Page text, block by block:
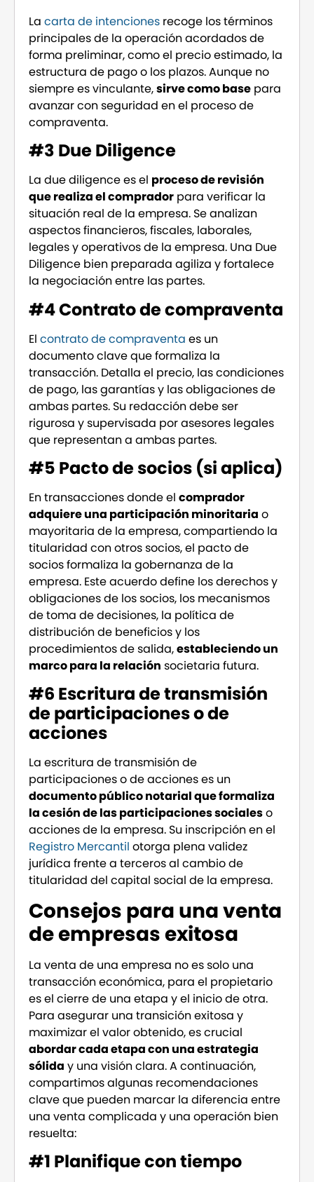
La carta de intenciones recoge los términos
principales de la operación acordados de
forma preliminar, como el precio estimado, la
estructura de pago o los plazos. Aunque no
siempre es vinculante,sirve como base para
avanzar con seguridad en el proceso de
compraventa.
#3 Due Diligence
La due diligence es el proceso de revisión
que realiza el comprador para verificar la
situación real de la empresa. Se analizan
aspectos financieros, fiscales, laborales,
legales y operativos de la empresa. Una Due
Diligence bien preparada agiliza y fortalece
la negociación entre las partes.
#4 Contrato de compraventa
El contrato de compraventa es un
documento clave que formaliza la
transacción. Detalla el precio, las condiciones
de pago, las garantías y las obligaciones de
ambas partes. Su redacción debe ser
rigurosa y supervisada por asesores legales
que representan a ambas partes.
#5 Pacto de socios (si aplica)
En transacciones donde el comprador
adquiere una participación minoritaria o
mayoritaria de la empresa, compartiendo la
titularidad con otros socios, el pacto de
socios formaliza la gobernanza de la
empresa. Este acuerdo define los derechos y
obligaciones de los socios, los mecanismos
de toma de decisiones, la política de
distribución de beneficios y los
procedimientos de salida,estableciendo un
marco para la relación societaria futura.
#6 Escritura de transmisión
de participaciones o de
acciones
La escritura de transmisión de
participaciones o de acciones es un
documento público notarial que formaliza
la cesión de las participaciones socialeso
acciones de la empresa. Su inscripción en el
Registro Mercantil otorga plena validez
jurídica frente a terceros al cambio de
titularidad del capital social de la empresa.
Consejos para una venta
de empresas exitosa
La venta de una empresa no es solo una
transacción económica, para el propietario
es el cierre de una etapa y el inicio de otra.
Para asegurar una transición exitosa y
maximizar el valor obtenido, es crucial
abordar cada etapa con una estrategia
sólida y una visión clara. A continuación,
compartimos algunas recomendaciones
clave que pueden marcar la diferencia entre
una venta complicada y una operación bien
resuelta:
#1 Planifique con tiempo